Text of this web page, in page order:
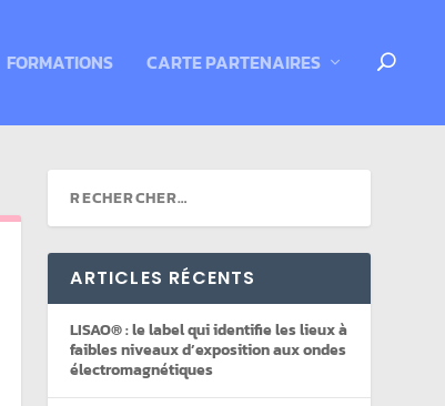
FORMATIONS CARTE PARTENAIRES
ARTICLES RÉCENTS
LISAO® : le label qui identifie les lieux à
faibles niveaux d’exposition aux ondes
électromagnétiques